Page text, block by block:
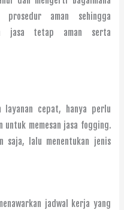
prosedur aman sehingga
jasa tetap aman serta
layanan cepat, hanya perlu
untuk memesan jasa fogging.
saja, lalu menentukan jenis
jadwal kerja yang